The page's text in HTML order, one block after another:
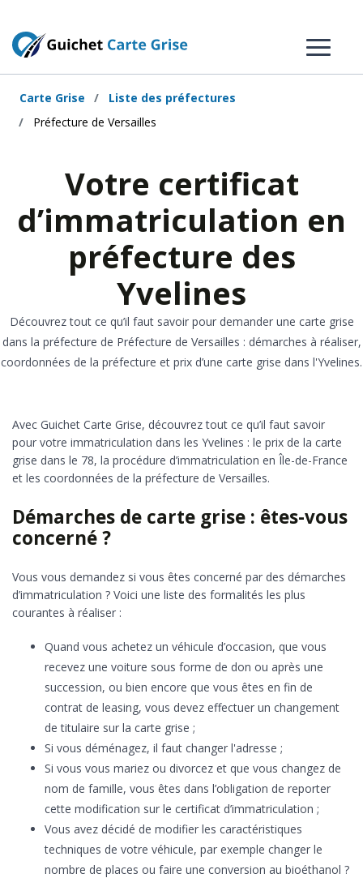
Carte Grise
Liste des préfectures
Préfecture de Versailles
Votre certificat
d’immatriculation en
préfecture des
Yvelines
Découvrez tout ce qu’il faut savoir pour demander une carte grise
dans la préfecture de Préfecture de Versailles : démarches à réaliser,
coordonnées de la préfecture et prix d’une carte grise dans l'Yvelines.
Avec Guichet Carte Grise, découvrez tout ce qu’il faut savoir
pour votre immatriculation dans les Yvelines : le prix de la carte
grise dans le 78, la procédure d’immatriculation en Île-de-France
et les coordonnées de la préfecture de Versailles.
Démarches de carte grise : êtes-vous
concerné ?
Vous vous demandez si vous êtes concerné par des démarches
d’immatriculation ? Voici une liste des formalités les plus
courantes à réaliser :
Quand vous achetez un véhicule d’occasion, que vous
recevez une voiture sous forme de don ou après une
succession, ou bien encore que vous êtes en fin de
contrat de leasing, vous devez effectuer un changement
de titulaire sur la carte grise ;
Si vous déménagez, il faut changer l'adresse ;
Si vous vous mariez ou divorcez et que vous changez de
nom de famille, vous êtes dans l’obligation de reporter
cette modification sur le certificat d’immatriculation ;
Vous avez décidé de modifier les caractéristiques
techniques de votre véhicule, par exemple changer le
nombre de places ou faire une conversion au bioéthanol ?